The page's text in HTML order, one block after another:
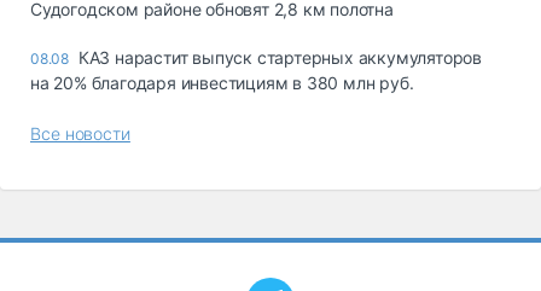
Судогодском районе обновят 2,8 км полотна
08.08 КАЗ нарастит выпуск стартерных аккумуляторов
на 20% благодаря инвестициям в 380 млн руб.
Все новости